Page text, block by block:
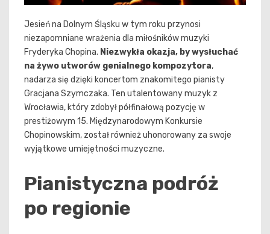
Jesień na Dolnym Śląsku w tym roku przynosi
niezapomniane wrażenia dla miłośników muzyki
Fryderyka Chopina. Niezwykła okazja, by wysłuchać
na żywo utworów genialnego kompozytora,
nadarza się dzięki koncertom znakomitego pianisty
Gracjana Szymczaka. Ten utalentowany muzyk z
Wrocławia, który zdobył półfinałową pozycję w
prestiżowym 15. Międzynarodowym Konkursie
Chopinowskim, został również uhonorowany za swoje
wyjątkowe umiejętności muzyczne.
Pianistyczna podróż
po regionie